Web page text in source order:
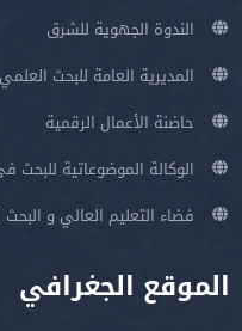
الندوة الجهوية للشرق
المديرية العامة للبحث
حاضنة الأعمال الرقمية
الوكالة الموضوعاتية للبحث
فضاء التعليم العالي و
الموقع الجغرافي